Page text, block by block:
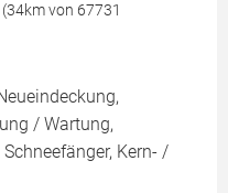
von 67731
/ Wartung,
Kern- /